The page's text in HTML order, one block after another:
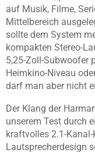
auf Musik, Filme,
Mittelbereich
sollte dem System
kompakten Stereo-
5,25-Zoll-Subwoofer
Heimkino-Niveau
darf man aber nicht
Der Klang der
unserem Test durch
kraftvolles 2.1-
Lautsprecherdesign